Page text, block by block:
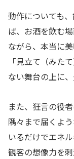
動作についても
ば、お酒を飲む
ながら、本当に
「見立て（みた
ない舞台の上に
また、狂言の役
隅々まで届くよ
いるだけでエネ
観客の想像力を